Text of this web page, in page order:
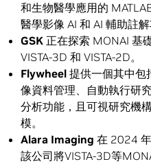
和生物醫學應用的
醫學影像 AI 和 AI 輔助註解
GSK 正在探索 MONAI 基
VISTA-3D 和 VISTA-2D。
Flywheel 提供一個其中包
像資料管理、自動執行研
分析功能，且可視研究機
模。
Alara Imaging 在 2024
該公司將VISTA-3D等